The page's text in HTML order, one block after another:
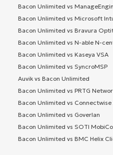
Bacon Unlimited vs
Bacon Unlimited vs Microsoft
Bacon Unlimited vs Bravura
Bacon Unlimited vs N-able N-
Bacon Unlimited vs Kaseya VSA
Bacon Unlimited vs SyncroMSP
Auvik vs Bacon Unlimited
Bacon Unlimited vs PRTG
Bacon Unlimited vs
Bacon Unlimited vs Goverlan
Bacon Unlimited vs SOTI
Bacon Unlimited vs BMC Helix